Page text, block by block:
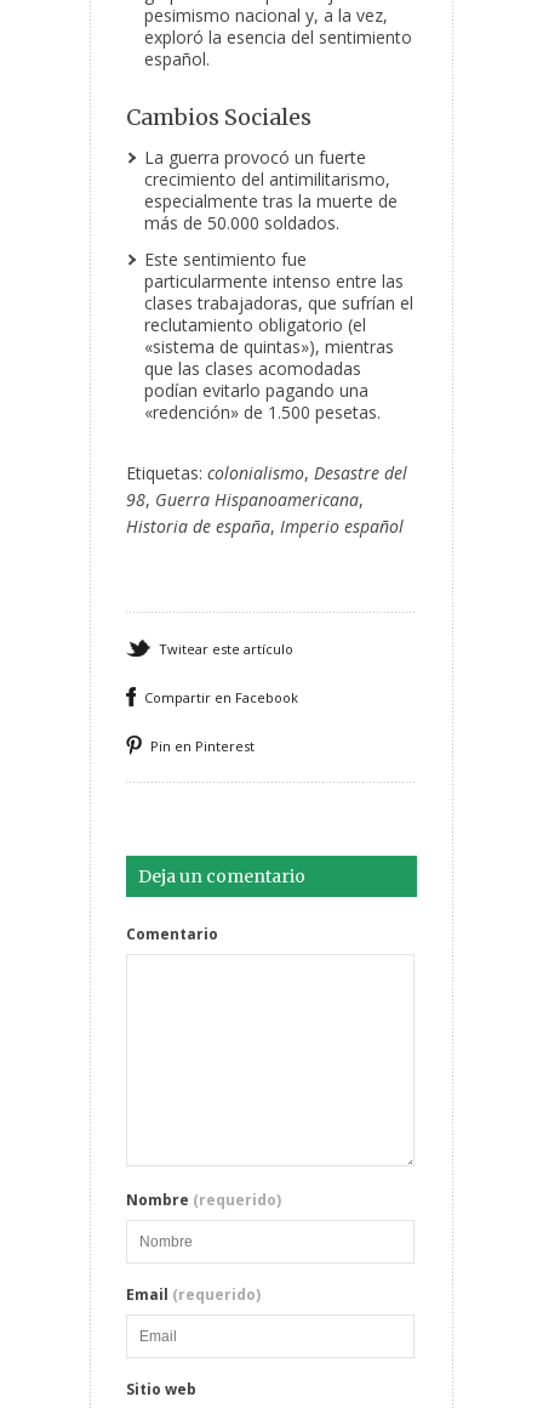
pesimismo nacional y, a la vez,
exploró la esencia del sentimiento
español.
Cambios Sociales
La guerra provocó un fuerte
crecimiento del antimilitarismo,
especialmente tras la muerte de
más de 50.000 soldados.
Este sentimiento fue
particularmente intenso entre las
clases trabajadoras, que sufrían el
reclutamiento obligatorio (el
«sistema de quintas»), mientras
que las clases acomodadas
podían evitarlo pagando una
«redención» de 1.500 pesetas.
Etiquetas: colonialismo, Desastre del
98, Guerra Hispanoamericana,
Historia de españa, Imperio español
Twitear este artículo
Compartir en Facebook
Pin en Pinterest
Deja un comentario
Comentario
Nombre (requerido)
Email (requerido)
Sitio web